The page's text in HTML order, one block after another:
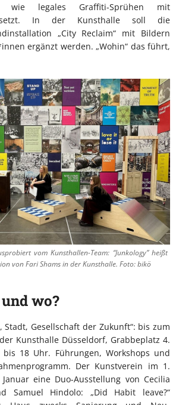
wie legales Graffiti-Sprühen mit
In der Kunsthalle soll die
„City Reclaim“ mit Bildern
ergänzt werden. „Wohin“ das führt,
vom Kunsthallen-Team: “Junkology” heißt
von Fari Shams in der Kunsthalle. Foto: bikö
wo?
Stadt, Gesellschaft der Zukunft“: bis zum
Kunsthalle Düsseldorf, Grabbeplatz 4.
bis 18 Uhr. Führungen, Workshops und
Der Kunstverein im 1.
eine Duo-Ausstellung von Cecilia
Samuel Hindolo: „Did Habit leave?“